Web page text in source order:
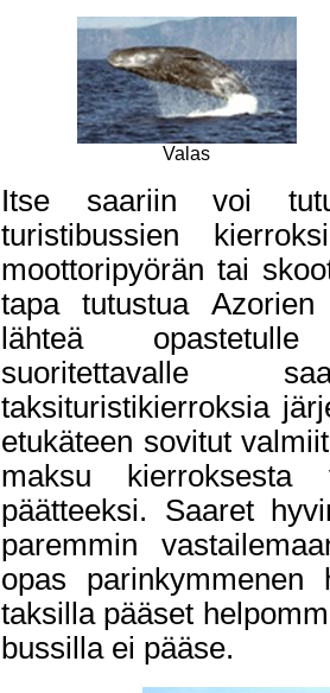
Valas
Itse saariin voi
turistibussien
moottoripyörän tai
tapa tutustua
lähteä
suoritettavalle
taksituristikierroksia
etukäteen sovitut
maksu kierroksesta
päätteeksi. Saaret
paremmin
opas parinkymmenen
taksilla pääset
bussilla ei pääse.